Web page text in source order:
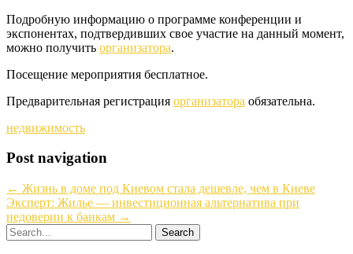
Подробную информацию о программе конференции и
экспонентах, подтвердивших свое участие на данный момент,
можно получить организатора.
Посещение мероприятия бесплатное.
Предварительная регистрация организатора обязательна.
недвижимость
Post navigation
← Жизнь в доме под Киевом стала дешевле, чем в Киеве
Эксперт: Жилье — инвестиционная альтернатива при
недоверии к банкам →